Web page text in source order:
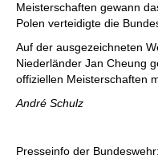
Meisterschaften gewann
Polen verteidigte die
Auf der ausgezeichneten
Niederländer Jan Cheung
offiziellen Meisterschaften
André Schulz
Presseinfo der Bundeswehr: